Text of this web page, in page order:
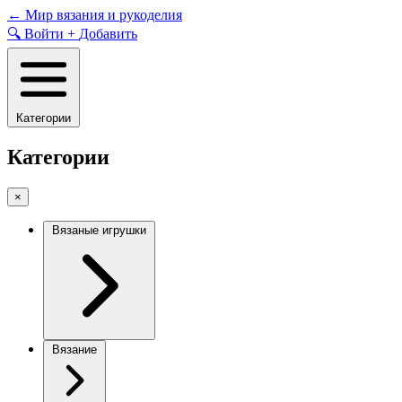
Skip
to
content
← Мир вязания и рукоделия
🔍 Войти + Добавить
Категории
Категории
×
Вязаные игрушки
Вязание